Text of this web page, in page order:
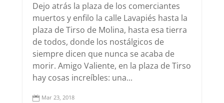
Dejo atrás la plaza de los comerciantes
muertos y enfilo la calle Lavapiés hasta la
plaza de Tirso de Molina, hasta esa tierra
de todos, donde los nostálgicos de
siempre dicen que nunca se acaba de
morir. Amigo Valiente, en la plaza de Tirso
hay cosas increíbles: una...
 Mar 23, 2018